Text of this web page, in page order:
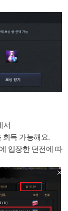
서
회득 가능해요.
입장한 던전에 따